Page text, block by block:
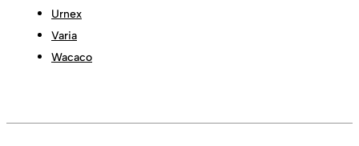
Urnex
Varia
Wacaco